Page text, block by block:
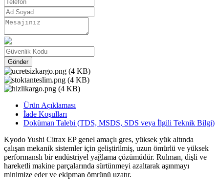
Gönder
Ürün Açıklaması
İade Koşulları
Doküman Talebi (TDS, MSDS, SDS veya İlgili Teknik Bilgi)
Kyodo Yushi Citrax EP genel amaçlı gres, yüksek yük altında
çalışan mekanik sistemler için geliştirilmiş, uzun ömürlü ve yüksek
performanslı bir endüstriyel yağlama çözümüdür. Rulman, dişli ve
hareketli makine parçalarında sürtünmeyi azaltarak aşınmayı
minimize eder ve ekipman ömrünü uzatır.